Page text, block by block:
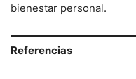
bienestar personal.
Referencias